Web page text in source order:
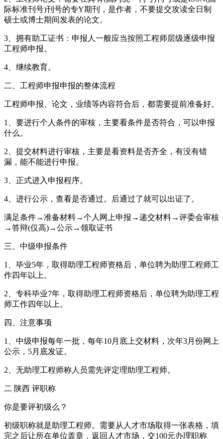
际标准刊号)刊号的专Y期刊，是作者，不要提交攻读全日制
硕士或博士期间发表的论文。
3、拥有助工证书：申报人一般应当按照工程师层级逐级申报
工程师申报。
4、继续教育。
二、工程师申报申报的整体流程
工程师申报、论文，业绩等内容符合后，都需要提前准备好。
1、要进行个人条件的审核，主要看条件是否符合，可以申报
什么。
2、提交材料进行审核，主要是看资料是否齐全，有没有错
漏，能不能进行申报。
3、正式进入申报程序。
4、进行公示，查看是否通过。后通过了就可以出证了。
满足条件→准备材料→个人网上申报→递交材料→评委会审核
→答辩(仅高)→公示→领取证书
三、中级申报条件
1、毕业5年，取得助理工程师资格后，单位聘为助理工程师工
作四年以上。
2、专科毕业7年，取得助理工程师资格后，单位聘为助理工程
师工作四年以上。
四、注意事项
1、中级申报每年一批，每年10月底上交材料，次年3月份网上
公示，5月底发证。
2、无助理工程师称人员需先评定理助理工程师。
二 陕西 评职称
你是要评初级么？
初级职称就是助理工程师。需要从人才市场取得一张表格，填
完之后让所在单位盖章，返回人才市场，交100元办理职称